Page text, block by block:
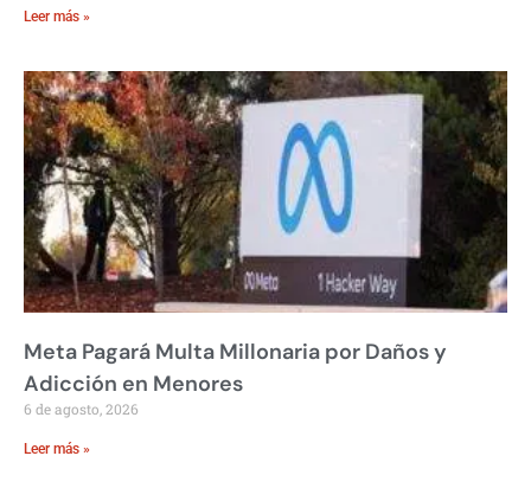
Leer más »
Meta Pagará Multa Millonaria por Daños y
Adicción en Menores
6 de agosto, 2026
Leer más »